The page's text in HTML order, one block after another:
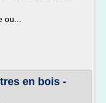
en bois -